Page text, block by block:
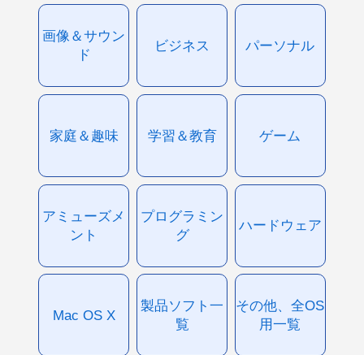
画像＆サウン
ド
ビジネス パーソナル
家庭＆趣味 学習＆教育 ゲーム
アミューズメ
ント
プログラミン
グ
ハードウェア
Mac OS X
製品ソフト一
覧
その他、全OS
用一覧